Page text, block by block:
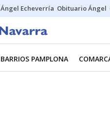
Ángel Echeverría Obituario Ángel
BARRIOS PAMPLONA